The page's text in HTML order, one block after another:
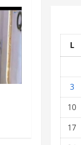
L
3
10
17